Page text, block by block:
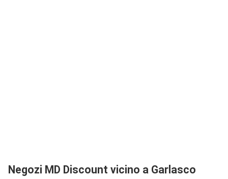
Negozi MD Discount vicino a Garlasco